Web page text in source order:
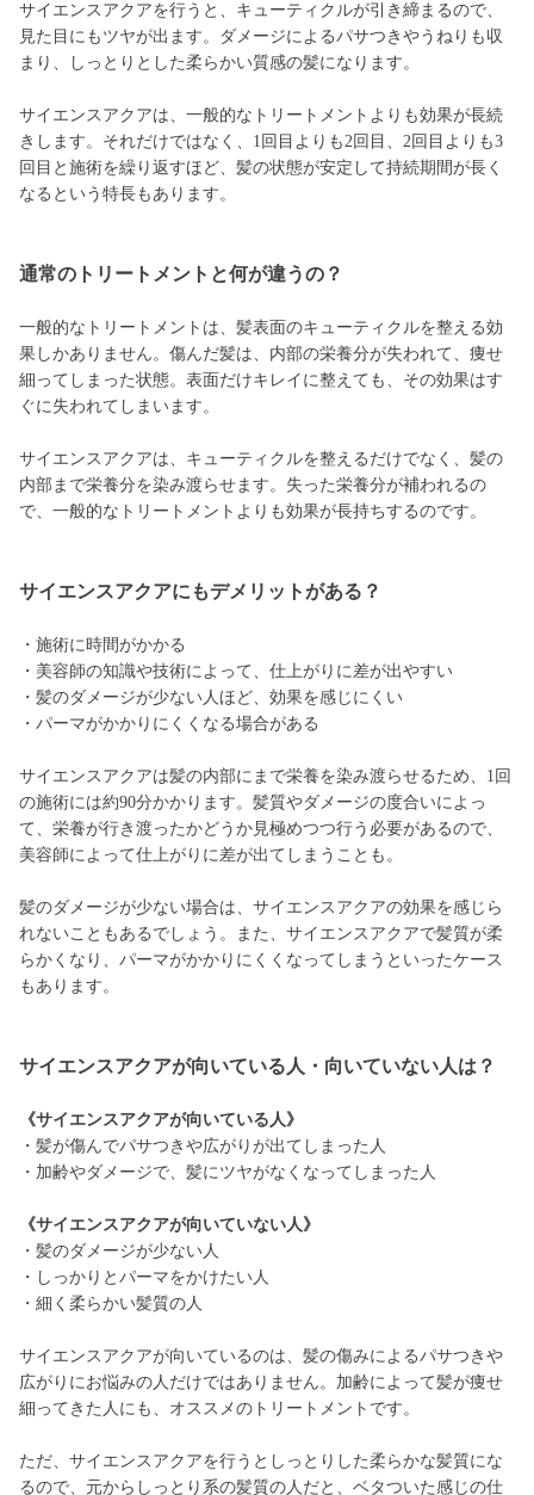
サイエンスアクアを行うと、キューティクルが引き締まるので、
見た目にもツヤが出ます。ダメージによるパサつきやうねりも収
まり、しっとりとした柔らかい質感の髪になります。
サイエンスアクアは、一般的なトリートメントよりも効果が長続
きします。それだけではなく、1回目よりも2回目、2回目よりも3
回目と施術を繰り返すほど、髪の状態が安定して持続期間が長く
なるという特長もあります。
通常のトリートメントと何が違うの？
一般的なトリートメントは、髪表面のキューティクルを整える効
果しかありません。傷んだ髪は、内部の栄養分が失われて、痩せ
細ってしまった状態。表面だけキレイに整えても、その効果はす
ぐに失われてしまいます。
サイエンスアクアは、キューティクルを整えるだけでなく、髪の
内部まで栄養分を染み渡らせます。失った栄養分が補われるの
で、一般的なトリートメントよりも効果が長持ちするのです。
サイエンスアクアにもデメリットがある？
・施術に時間がかかる
・美容師の知識や技術によって、仕上がりに差が出やすい
・髪のダメージが少ない人ほど、効果を感じにくい
・パーマがかかりにくくなる場合がある
サイエンスアクアは髪の内部にまで栄養を染み渡らせるため、1回
の施術には約90分かかります。髪質やダメージの度合いによっ
て、栄養が行き渡ったかどうか見極めつつ行う必要があるので、
美容師によって仕上がりに差が出てしまうことも。
髪のダメージが少ない場合は、サイエンスアクアの効果を感じら
れないこともあるでしょう。また、サイエンスアクアで髪質が柔
らかくなり、パーマがかかりにくくなってしまうといったケース
もあります。
サイエンスアクアが向いている人・向いていない人は？
《サイエンスアクアが向いている人》
・髪が傷んでパサつきや広がりが出てしまった人
・加齢やダメージで、髪にツヤがなくなってしまった人
《サイエンスアクアが向いていない人》
・髪のダメージが少ない人
・しっかりとパーマをかけたい人
・細く柔らかい髪質の人
サイエンスアクアが向いているのは、髪の傷みによるパサつきや
広がりにお悩みの人だけではありません。加齢によって髪が痩せ
細ってきた人にも、オススメのトリートメントです。
ただ、サイエンスアクアを行うとしっとりした柔らかな髪質にな
るので、元からしっとり系の髪質の人だと、ベタついた感じの仕